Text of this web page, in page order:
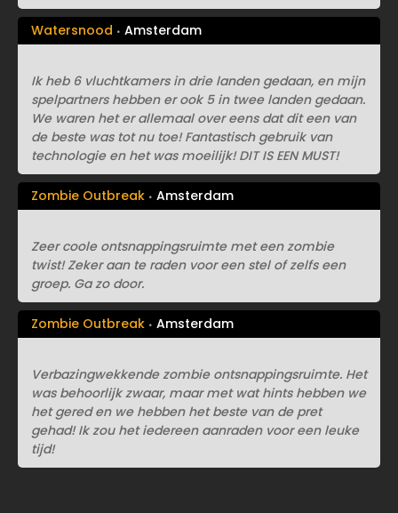
Watersnood Amsterdam
Ik heb 6 vluchtkamers in drie landen gedaan, en mijn
spelpartners hebben er ook 5 in twee landen gedaan.
We waren het er allemaal over eens dat dit een van
de beste was tot nu toe! Fantastisch gebruik van
technologie en het was moeilijk! DIT IS EEN MUST!
Zombie Outbreak Amsterdam
Zeer coole ontsnappingsruimte met een zombie
twist! Zeker aan te raden voor een stel of zelfs een
groep. Ga zo door.
Zombie Outbreak Amsterdam
Verbazingwekkende zombie ontsnappingsruimte. Het
was behoorlijk zwaar, maar met wat hints hebben we
het gered en we hebben het beste van de pret
gehad! Ik zou het iedereen aanraden voor een leuke
tijd!